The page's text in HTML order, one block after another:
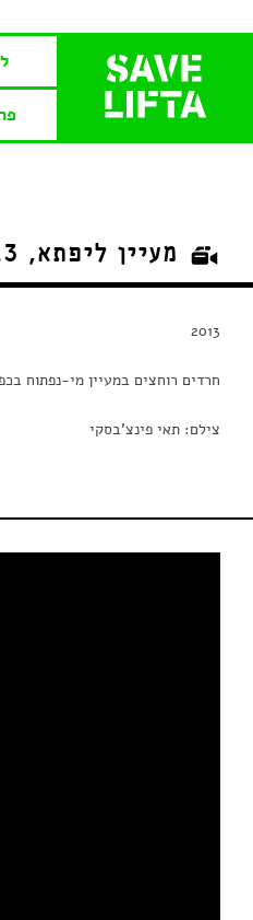
מעיין ליפתא, 23/7/2013
2013
חרדים רוחצים במעיין מי-נפתוח
צילם: תאי פינצ'בסקי